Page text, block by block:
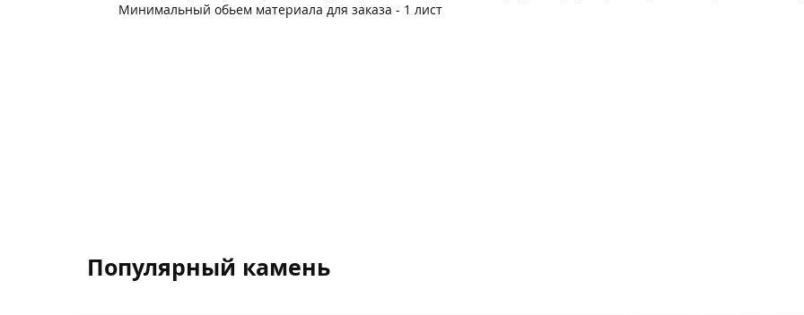
Минимальный обьем материала для заказа - 1 лист
Популярный камень